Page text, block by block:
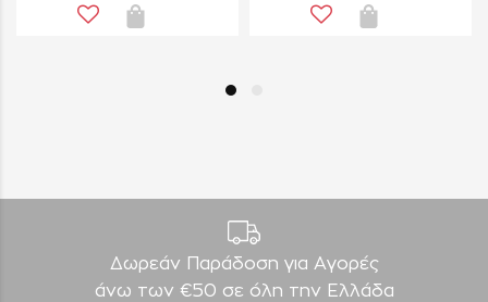
Δωρεάν Παράδοση για Aγορές
άνω των €50 σε όλη την Ελλάδα